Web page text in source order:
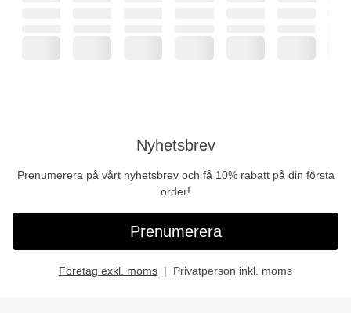
Nyhetsbrev
Prenumerera på vårt nyhetsbrev och få 10% rabatt på din första
order!
Prenumerera
Företag exkl. moms Privatperson inkl. moms